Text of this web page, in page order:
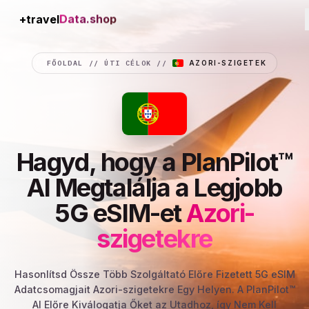
+travelConnection
FŐOLDAL //ÚTI CÉLOK // AZORI-SZIGETEK
Hagyd, hogy a PlanPilot™
AI Megtalálja a Legjobb
5G eSIM-etAzori-
szigetekre
Hasonlítsd Össze Több Szolgáltató Előre Fizetett 5G eSIM
Adatcsomagjait Azori-szigetekre Egy Helyen. A PlanPilot™
AI Előre Kiválogatja Őket az Utadhoz, így Nem Kell